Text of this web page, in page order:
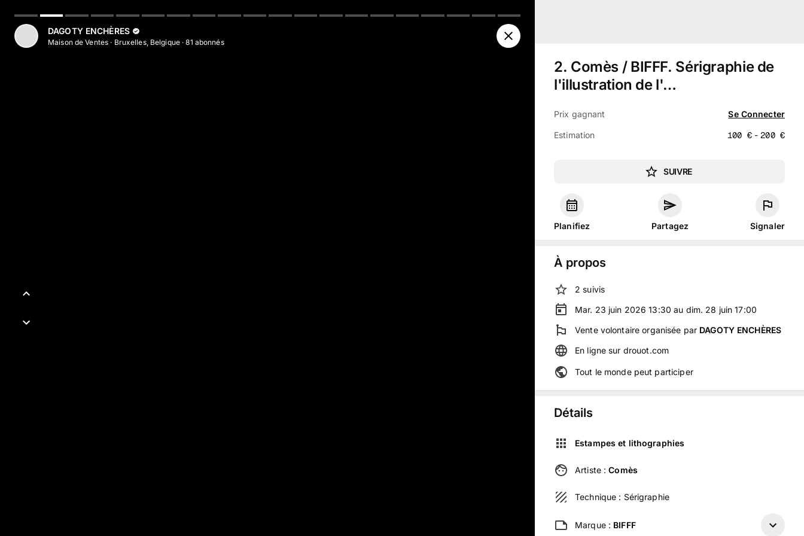
DAGOTY ENCHÈRES
Maison de Ventes · Bruxelles, Belgique ·81 abonnés
2. Comès / BIFFF. Sérigraphie de
l'illustration de l'…
Prix gagnant Se Connecter
Estimation 100 €-200 €
SUIVRE
Planifiez Partagez Signaler
À propos
2 suivis
Mar. 23 juin 2026 13:30 au dim. 28 juin 17:00
Vente volontaire organisée par DAGOTY ENCHÈRES
En ligne sur drouot.com
Tout le monde peut participer
Détails
Estampes et lithographies
Artiste :Comès
Technique : Sérigraphie
Marque : BIFFF